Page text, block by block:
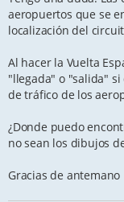
aeropuertos que se
localización del
Al hacer la Vuelta
"llegada" o "salida"
de tráfico de los
¿Donde puedo
no sean los dibujos
Gracias de antemano